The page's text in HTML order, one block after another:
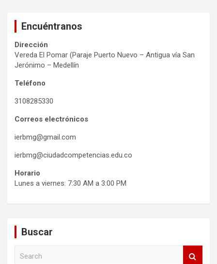
Encuéntranos
Dirección
Vereda El Pomar (Paraje Puerto Nuevo – Antigua vía San
Jerónimo – Medellín
Teléfono
3108285330
Correos electrónicos
ierbmg@gmail.com
ierbmg@ciudadcompetencias.edu.co
Horario
Lunes a viernes: 7:30 AM a 3:00 PM
Buscar